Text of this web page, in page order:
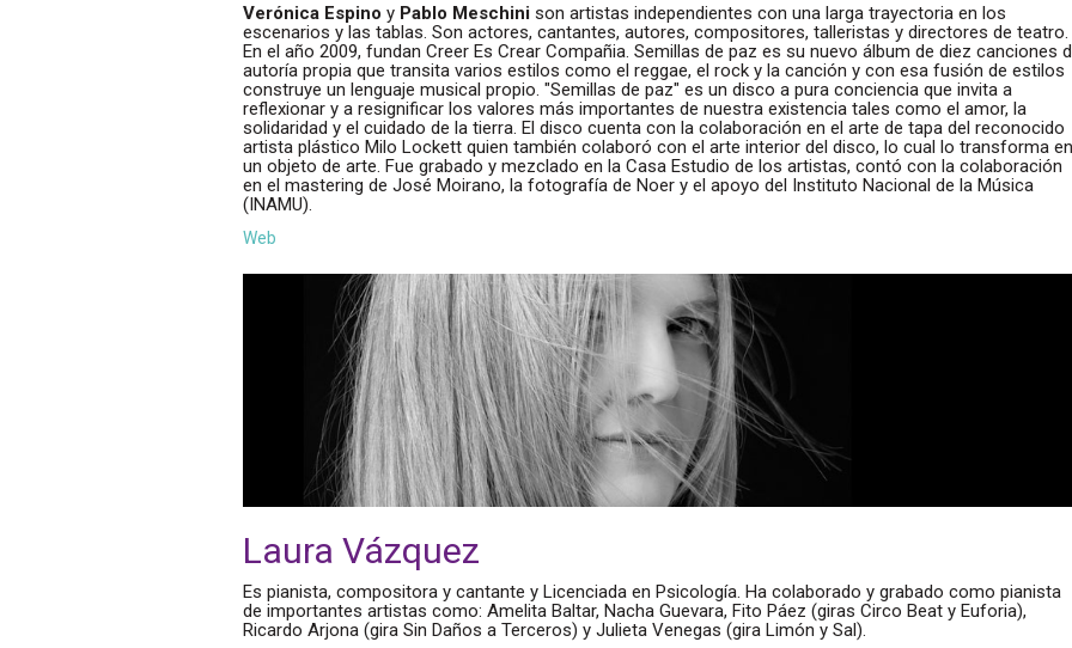
Verónica Espino y Pablo Meschinison artistas independientes con una larga trayectoria en los
escenarios y las tablas. Son actores, cantantes, autores, compositores, talleristas y directores de teatro.
En el año 2009, fundan Creer Es Crear Compañia. Semillas de paz es su nuevo álbum de diez canciones
autoría propia que transita varios estilos como el reggae, el rock y la canción y con esa fusión de estilos
construye un lenguaje musical propio. "Semillas de paz" es un disco a pura conciencia que invita a
reflexionar y a resignificar los valores más importantes de nuestra existencia tales como el amor, la
solidaridad y el cuidado de la tierra. El disco cuenta con la colaboración en el arte de tapa del reconocido
artista plástico Milo Lockett quien también colaboró con el arte interior del disco, lo cual lo transforma en
un objeto de arte. Fue grabado y mezclado en la Casa Estudio de los artistas, contó con la colaboración
en el mastering de José Moirano, la fotografía de Noer y el apoyo del Instituto Nacional de la Música
(INAMU).
Web
Laura Vázquez
Es pianista, compositora y cantante y Licenciada en Psicología. Ha colaborado y grabado como pianista
de importantes artistas como: Amelita Baltar, Nacha Guevara, Fito Páez (giras Circo Beat y Euforia),
Ricardo Arjona (gira Sin Daños a Terceros) y Julieta Venegas (gira Limón y Sal).